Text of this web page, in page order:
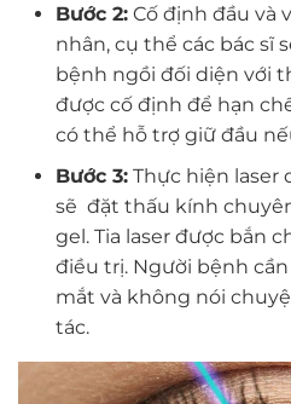
Bước 2:Cố định đầu và
nhân, cụ thể các bác sĩ
bệnh ngồi đối diện với
được cố định để hạn
có thể hỗ trợ giữ đầu
Bước 3:Thực hiện laser
sẽ đặt thấu kính
gel. Tia laser được bắn
điều trị. Người bệnh
mắt và không nói
tác.